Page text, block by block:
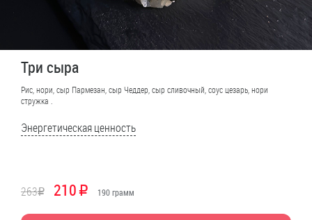
Три сыра
Рис, нори, сыр Пармезан, сыр Чеддер, сыр сливочный, соус цезарь, нори
стружка .
Энергетическая ценность
263R 210R 190грамм